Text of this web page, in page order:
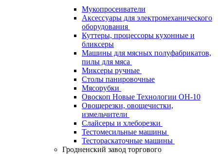
Мукопросеиватели
Аксессуары для электромеханического
оборудования
Куттеры, процессоры кухонные и
бликсеры
Машины для мясных полуфабрикатов,
пилы для мяса
Миксеры ручные
Столы панировочные
Мясорубки
Овоскоп Новые Технологии ОН-10
Овощерезки, овощечистки,
измельчители
Слайсеры и хлеборезки
Тестомесильные машины
Тестораскаточные машины
Гродненский завод торгового